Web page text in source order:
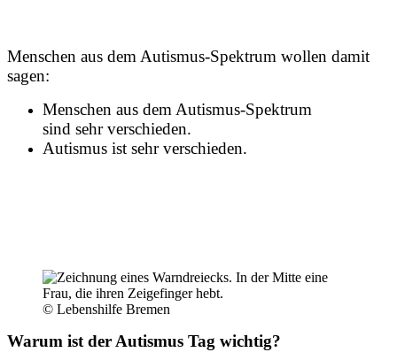
Menschen aus dem Autismus-Spektrum wollen damit
sagen:
Menschen aus dem Autismus-Spektrum
sind sehr verschieden.
Autismus ist sehr verschieden.
© Lebenshilfe Bremen
Warum ist der Autismus Tag wichtig?